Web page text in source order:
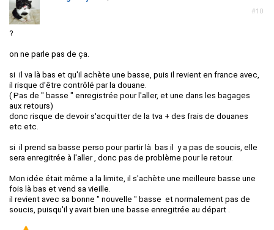
#10
?
on ne parle pas de ça.
si il va là bas et qu'il achète une basse, puis il revient en france avec,
il risque d'être contrôlé par la douane.
( Pas de " basse " enregistrée pour l'aller, et une dans les bagages
aux retours)
donc risque de devoir s'acquitter de la tva + des frais de douanes
etc etc.
si il prend sa basse perso pour partir là bas il y a pas de soucis, elle
sera enregitrée à l'aller , donc pas de problème pour le retour.
Mon idée était même a la limite, il s'achète une meilleure basse une
fois là bas et vend sa vieille.
il revient avec sa bonne " nouvelle " basse et normalement pas de
soucis, puisqu'il y avait bien une basse enregitrée au départ .